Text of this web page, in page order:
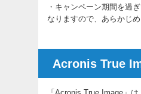
・キャンペーン期間を過
なりますので、あらかじめ
Acronis True
「Acronis True Image」